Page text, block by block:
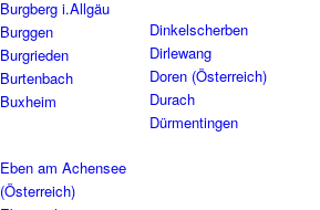
Burgberg i.Allgäu
Burggen
Burgrieden
Burtenbach
Buxheim
Dinkelscherben
Dirlewang
Doren (Österreich)
Durach
Dürmentingen
Eben am Achensee
(Österreich)